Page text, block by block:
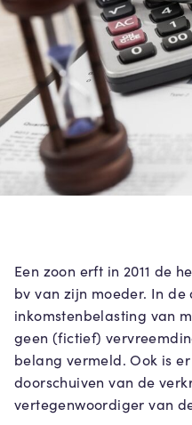
Een zoon erft in 2011 de
bv van zijn moeder. In
inkomstenbelasting van
geen (fictief)
belang vermeld. Ook is
doorschuiven van de
vertegenwoordiger van